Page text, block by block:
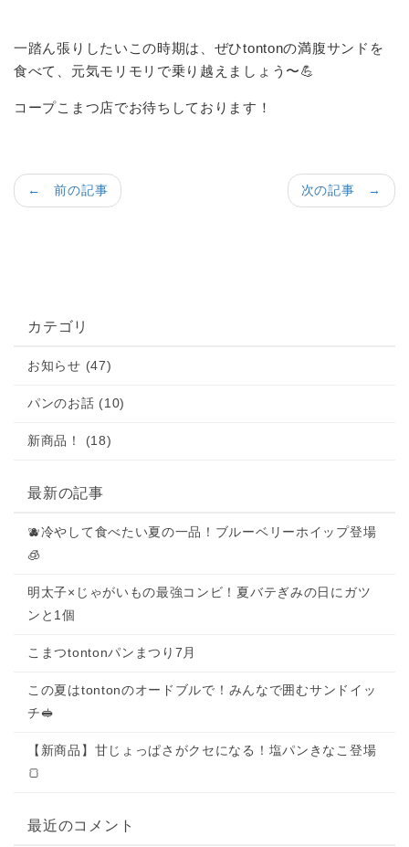
一踏ん張りしたいこの時期は、ぜひtontonの満腹サンドを
食べて、元気モリモリで乗り越えましょう〜💪
コープこまつ店でお待ちしております！
次の記事 →
← 前の記事
カテゴリ
お知らせ (47)
パンのお話 (10)
新商品！ (18)
最新の記事
🫐冷やして食べたい夏の一品！ブルーベリーホイップ登場
🧊
明太子×じゃがいもの最強コンビ！夏バテぎみの日にガツ
ンと1個
こまつtontonパンまつり7月
この夏はtontonのオードブルで！みんなで囲むサンドイッ
チ🥪
【新商品】甘じょっぱさがクセになる！塩パンきなこ登場
🍞
最近のコメント